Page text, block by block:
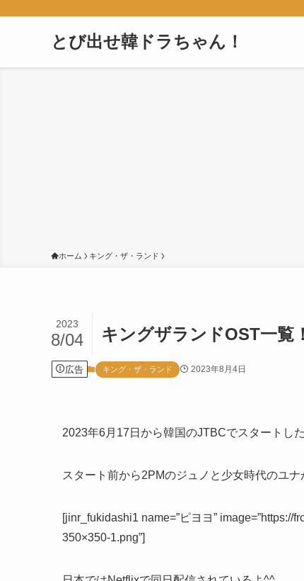
とび出せ韓ドラちゃん！
ホーム キング・ザ・ランド
キングザランドOST一覧
2023
8/04
広告 キング・ザ・ランド 2023年8月4日
2023年6月17日から韓国のJTBCでスタートし
スタート前から2PMのジュノと少女時代のユ
[jinr_fukidashi1 name=”ピヨヨ”
350×350-1.png”]